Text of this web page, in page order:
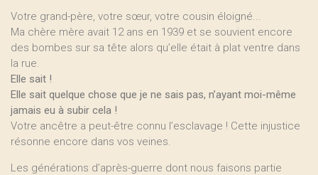
Votre grand-père, votre sœur, votre cousin éloigné...
Ma chère mère avait 12 ans en 1939 et se souvient encore
des bombes sur sa tête alors qu’elle était à plat ventre dans
la rue.
Elle sait !
Elle sait quelque chose que je ne sais pas, n’ayant moi-même
jamais eu à subir cela !
Votre ancêtre a peut-être connu l’esclavage ! Cette injustice
résonne encore dans vos veines.
Les générations d’après-guerre dont nous faisons partie